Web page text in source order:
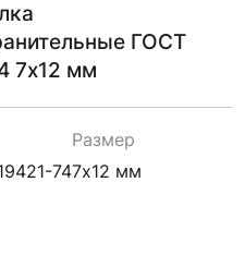
ГОСТ
7х12 мм
74
Размер
7х12 мм